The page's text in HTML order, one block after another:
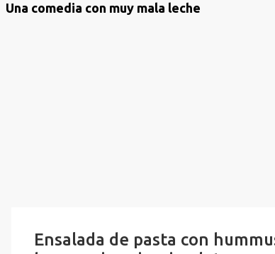
Una comedia con muy mala leche
Ensalada de pasta con